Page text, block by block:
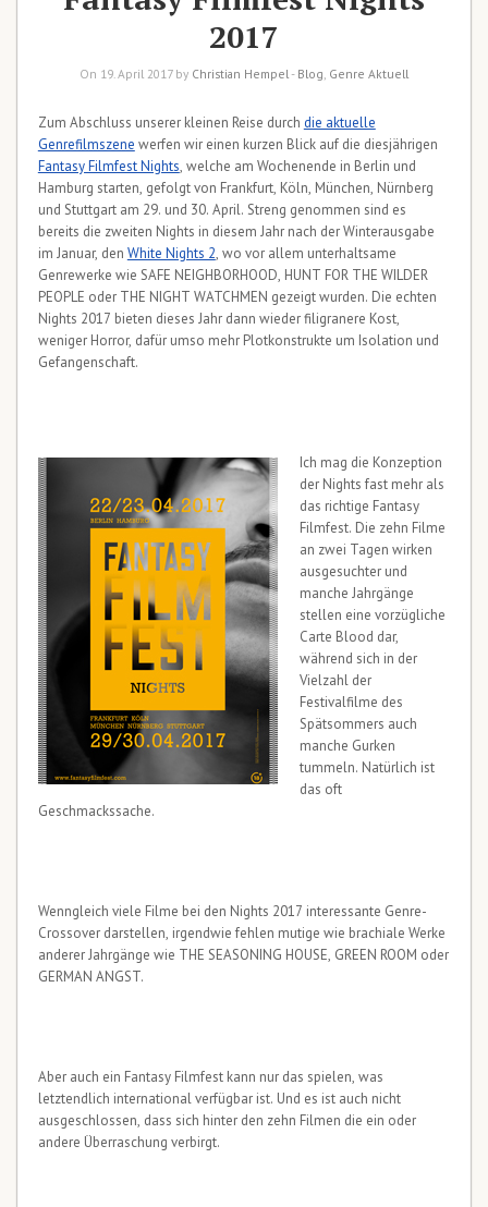
2017
On 19. April 2017 by Christian Hempel- Blog, Genre Aktuell
Zum Abschluss unserer kleinen Reise durch die aktuelle
Genrefilmszene werfen wir einen kurzen Blick auf die diesjährigen
Fantasy Filmfest Nights, welche am Wochenende in Berlin und
Hamburg starten, gefolgt von Frankfurt, Köln, München, Nürnberg
und Stuttgart am 29. und 30. April. Streng genommen sind es
bereits die zweiten Nights in diesem Jahr nach der Winterausgabe
im Januar, den White Nights 2, wo vor allem unterhaltsame
Genrewerke wie SAFE NEIGHBORHOOD, HUNT FOR THE WILDER
PEOPLE oder THE NIGHT WATCHMEN gezeigt wurden. Die echten
Nights 2017 bieten dieses Jahr dann wieder filigranere Kost,
weniger Horror, dafür umso mehr Plotkonstrukte um Isolation und
Gefangenschaft.
Ich mag die Konzeption
der Nights fast mehr als
das richtige Fantasy
Filmfest. Die zehn Filme
an zwei Tagen wirken
ausgesuchter und
manche Jahrgänge
stellen eine vorzügliche
Carte Blood dar,
während sich in der
Vielzahl der
Festivalfilme des
Spätsommers auch
manche Gurken
tummeln. Natürlich ist
das oft
Geschmackssache.
Wenngleich viele Filme bei den Nights 2017 interessante Genre-
Crossover darstellen, irgendwie fehlen mutige wie brachiale Werke
anderer Jahrgänge wie THE SEASONING HOUSE, GREEN ROOM oder
GERMAN ANGST.
Aber auch ein Fantasy Filmfest kann nur das spielen, was
letztendlich international verfügbar ist. Und es ist auch nicht
ausgeschlossen, dass sich hinter den zehn Filmen die ein oder
andere Überraschung verbirgt.